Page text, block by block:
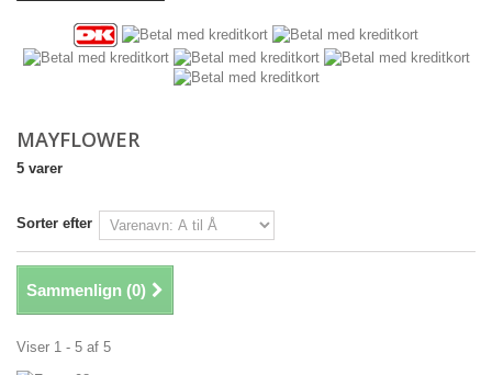
MAYFLOWER
5 varer
Sorter efter
Sammenlign (0)
Viser 1 - 5 af 5